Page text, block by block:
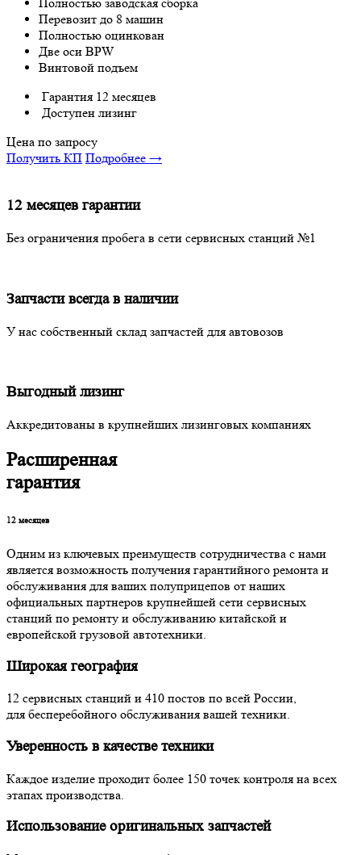
Перевозит до 8 машин
Полностью оцинкован
Две оси BPW
Винтовой подъем
Гарантия 12 месяцев
Доступен лизинг
Цена по запросу
Получить КП Подробнее →
12 месяцев гарантии
Без ограничения пробега в сети сервисных станций №1
Запчасти всегда в наличии
У нас собственный склад запчастей для автовозов
Выгодный лизинг
Аккредитованы в крупнейших лизинговых компаниях
Расширенная
гарантия
12 месяцев
Одним из ключевых преимуществ сотрудничества с нами
является возможность получения гарантийного ремонта и
обслуживания для ваших полуприцепов от наших
официальных партнеров крупнейшей сети сервисных
станций по ремонту и обслуживанию китайской и
европейской грузовой автотехники.
Широкая география
12 сервисных станций и 410 постов по всей России,
для бесперебойного обслуживания вашей техники.
Уверенность в качестве техники
Каждое изделие проходит более 150 точек контроля на всех
этапах производства.
Использование оригинальных запчастей